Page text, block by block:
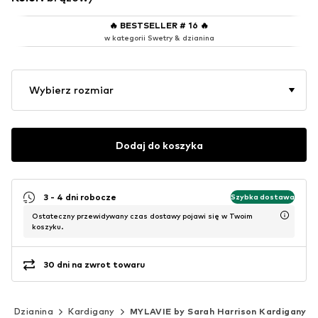
🔥 BESTSELLER # 16 🔥
w kategorii Swetry & dzianina
Wybierz rozmiar
Dodaj do koszyka
3 - 4 dni robocze Szybka dostawa
Ostateczny przewidywany czas dostawy pojawi się w Twoim
koszyku.
30 dni na zwrot towaru
Dzianina Kardigany MYLAVIE by Sarah Harrison Kardigany